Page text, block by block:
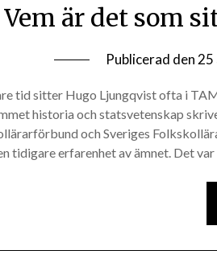
Vem är det som
Publicerad den 25
tid sitter Hugo Ljungqvist ofta i
historia och statsvetenskap
och Sveriges
tidigare erfarenhet av ämnet. Det